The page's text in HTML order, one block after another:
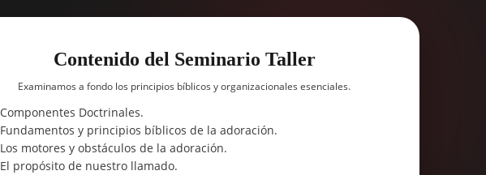
Contenido del Seminario Taller
Examinamos a fondo los principios bíblicos y organizacionales esenciales.
Componentes Doctrinales.
Fundamentos y principios bíblicos de la adoración.
Los motores y obstáculos de la adoración.
El propósito de nuestro llamado.